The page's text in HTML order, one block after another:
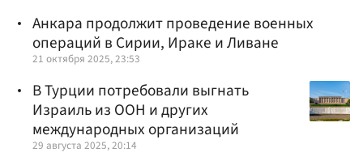
Анкара продолжит проведение военных
операций в Сирии, Ираке и Ливане
21 октября 2025, 23:53
В Турции потребовали выгнать
Израиль из ООН и других
международных организаций
29 августа 2025, 20:14